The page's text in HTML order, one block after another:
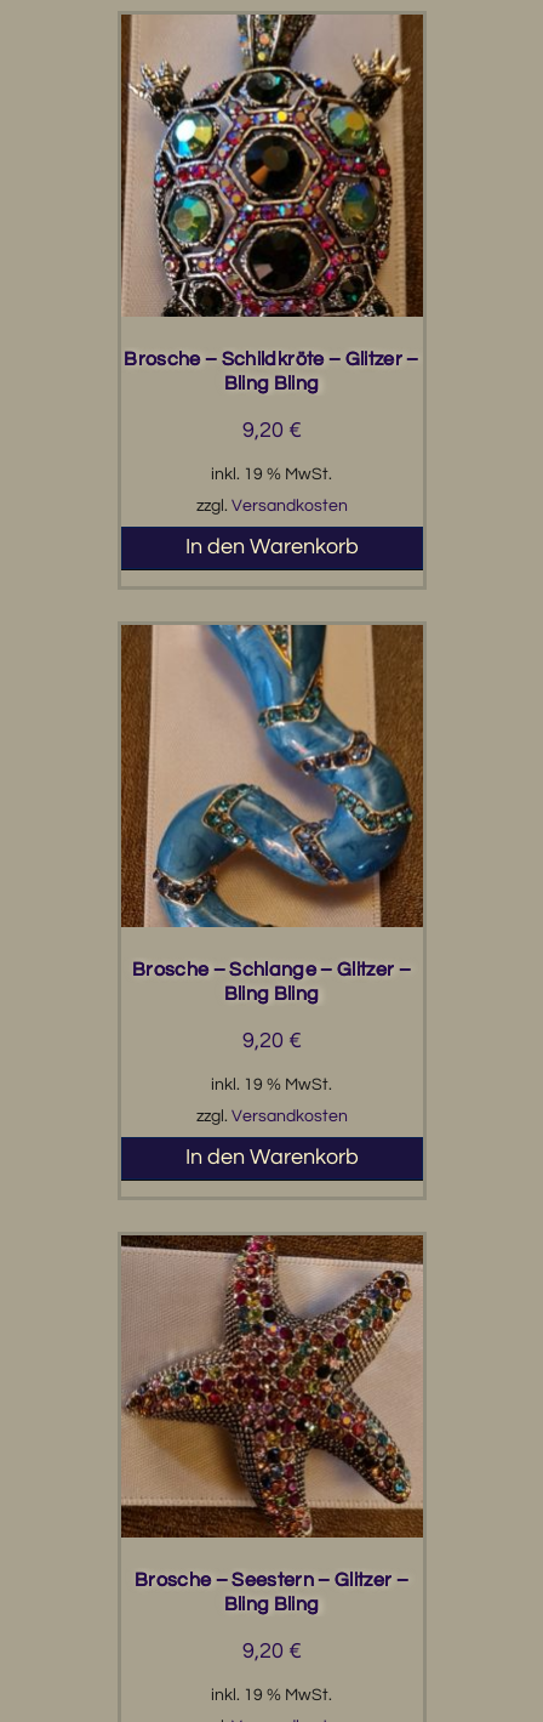
Brosche – Schildkröte – Glitzer –
Bling Bling
9,20 €
inkl. 19 % MwSt.
zzgl. Versandkosten
In den Warenkorb
Brosche – Schlange – Glitzer –
Bling Bling
9,20 €
inkl. 19 % MwSt.
zzgl. Versandkosten
In den Warenkorb
Brosche – Seestern – Glitzer –
Bling Bling
9,20 €
inkl. 19 % MwSt.